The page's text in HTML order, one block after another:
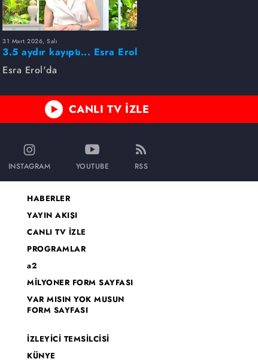
31 Mart 2026, Salı
3.5 aydır kayıptı... Esra Erol
buldu!
Esra Erol'da
CANLI TV İZLE
INSTAGRAM YOUTUBE RSS
HABERLER
YAYIN AKIŞI
CANLI TV İZLE
PROGRAMLAR
a2
MİLYONER FORM SAYFASI
VAR MISIN YOK MUSUN
FORM SAYFASI
İZLEYİCİ TEMSİLCİSİ
KÜNYE